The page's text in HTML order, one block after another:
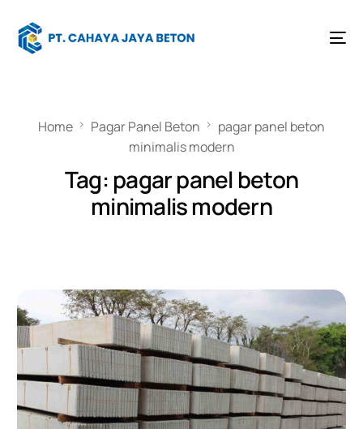
Home Pagar Panel Beton
pagar panel beton
minimalis modern
Tag: pagar panel beton
minimalis modern